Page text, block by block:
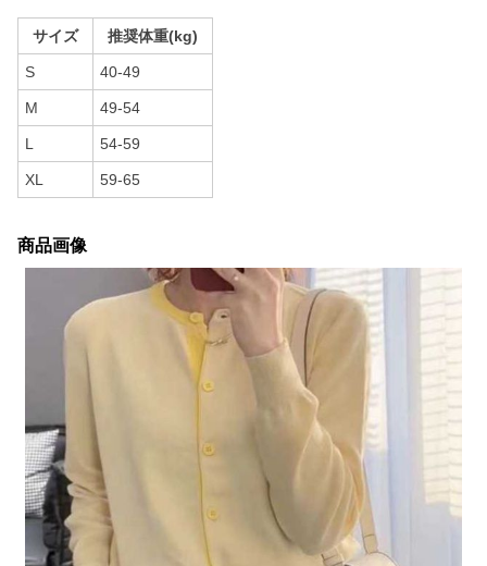
サイズ 推奨体重(kg)
S 40-49
M 49-54
L 54-59
XL 59-65
商品画像